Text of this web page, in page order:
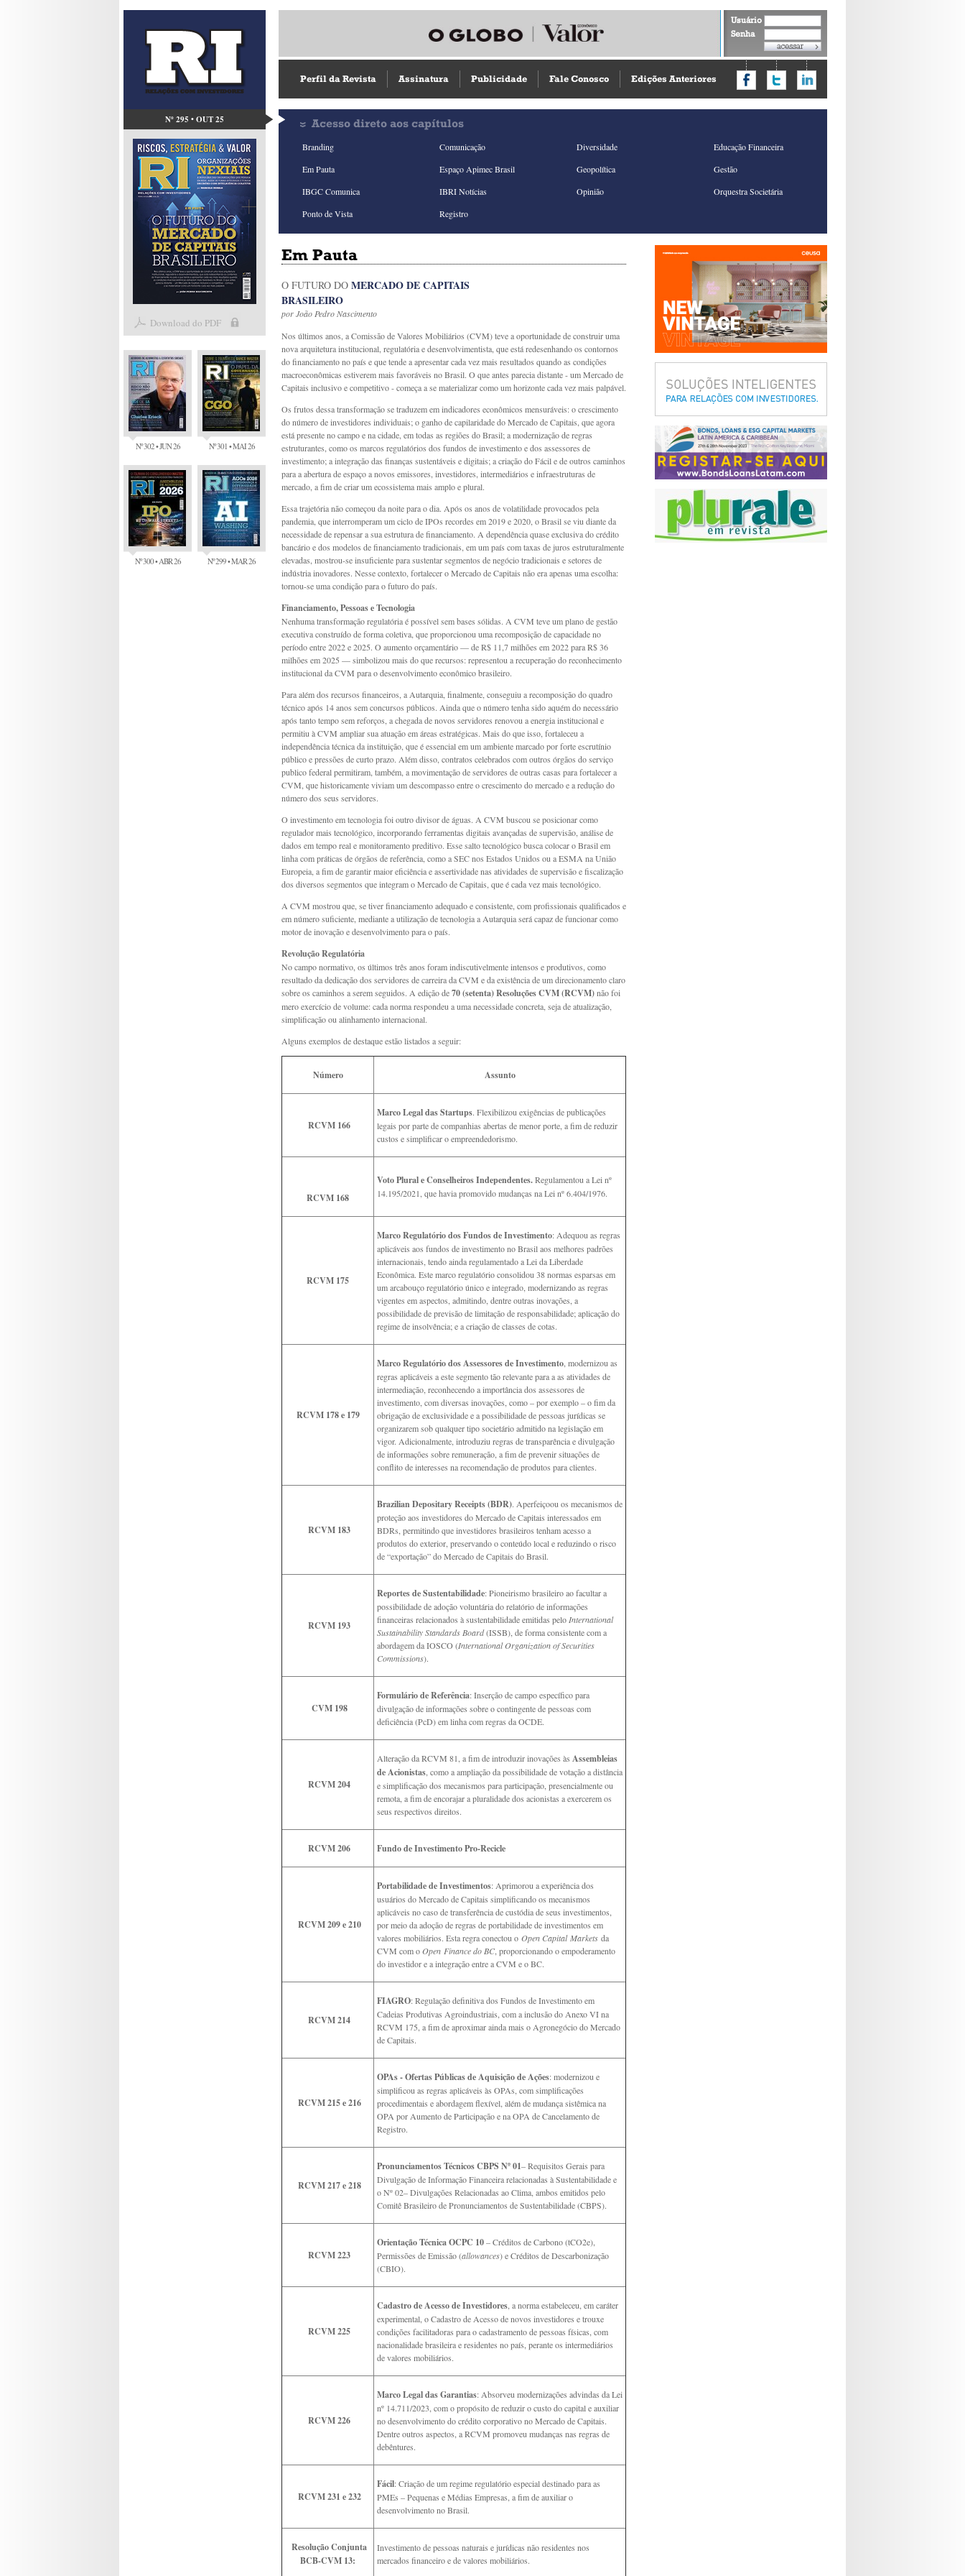
Nº 295 • OUT 25
Download do PDF
Nº 302 • JUN 26 Nº 301 • MAI 26
Nº 300 • ABR 26 Nº 299 • MAR 26
Usuário
Senha
Perfil da Revista Assinatura Publicidade Fale Conosco Edições Anteriores
Acesso direto aos capítulos
Branding Comunicação Diversidade
Educação Financeira
Em Pauta
Espaço Apimec Brasil Geopolítica
Gestão
IBGC Comunica
IBRI Notícias Opinião
Orquestra Societária
Ponto de Vista
Registro
Em Pauta
O FUTURO DO MERCADO DE CAPITAIS
BRASILEIRO
porJoão Pedro Nascimento
Nos últimos anos, a Comissão de Valores Mobiliários (CVM) teve a oportunidade de construir uma
nova arquitetura institucional, regulatória e desenvolvimentista, que está redesenhando os contornos
do financiamento no país e que tende a apresentar cada vez mais resultados quando as condições
macroeconômicas estiverem mais favoráveis no Brasil. O que antes parecia distante - um Mercado de
Capitais inclusivo e competitivo - começa a se materializar como um horizonte cada vez mais palpável.
Os frutos dessa transformação se traduzem em indicadores econômicos mensuráveis: o crescimento
do número de investidores individuais; o ganho de capilaridade do Mercado de Capitais, que agora
está presente no campo e na cidade, em todas as regiões do Brasil; a modernização de regras
estruturantes, como os marcos regulatórios dos fundos de investimento e dos assessores de
investimento; a integração das finanças sustentáveis e digitais; a criação do Fácil e de outros caminhos
para a abertura de espaço a novos emissores, investidores, intermediários e infraestruturas de
mercado, a fim de criar um ecossistema mais amplo e plural.
Essa trajetória não começou da noite para o dia. Após os anos de volatilidade provocados pela
pandemia, que interromperam um ciclo de IPOs recordes em 2019 e 2020, o Brasil se viu diante da
necessidade de repensar a sua estrutura de financiamento. A dependência quase exclusiva do crédito
bancário e dos modelos de financiamento tradicionais, em um país com taxas de juros estruturalmente
elevadas, mostrou-se insuficiente para sustentar segmentos de negócio tradicionais e setores de
indústria inovadores. Nesse contexto, fortalecer o Mercado de Capitais não era apenas uma escolha:
tornou-se uma condição para o futuro do país.
Financiamento, Pessoas e Tecnologia
Nenhuma transformação regulatória é possível sem bases sólidas. A CVM teve um plano de gestão
executiva construído de forma coletiva, que proporcionou uma recomposição de capacidade no
período entre 2022 e 2025. O aumento orçamentário — de R$ 11,7 milhões em 2022 para R$ 36
milhões em 2025 — simbolizou mais do que recursos: representou a recuperação do reconhecimento
institucional da CVM para o desenvolvimento econômico brasileiro.
Para além dos recursos financeiros, a Autarquia, finalmente, conseguiu a recomposição do quadro
técnico após 14 anos sem concursos públicos. Ainda que o número tenha sido aquém do necessário
após tanto tempo sem reforços, a chegada de novos servidores renovou a energia institucional e
permitiu à CVM ampliar sua atuação em áreas estratégicas. Mais do que isso, fortaleceu a
independência técnica da instituição, que é essencial em um ambiente marcado por forte escrutínio
público e pressões de curto prazo. Além disso, contratos celebrados com outros órgãos do serviço
publico federal permitiram, também, a movimentação de servidores de outras casas para fortalecer a
CVM, que historicamente viviam um descompasso entre o crescimento do mercado e a redução do
número dos seus servidores.
O investimento em tecnologia foi outro divisor de águas. A CVM buscou se posicionar como
regulador mais tecnológico, incorporando ferramentas digitais avançadas de supervisão, análise de
dados em tempo real e monitoramento preditivo. Esse salto tecnológico busca colocar o Brasil em
linha com práticas de órgãos de referência, como a SEC nos Estados Unidos ou a ESMA na União
Europeia, a fim de garantir maior eficiência e assertividade nas atividades de supervisão e fiscalização
dos diversos segmentos que integram o Mercado de Capitais, que é cada vez mais tecnológico.
A CVM mostrou que, se tiver financiamento adequado e consistente, com profissionais qualificados e
em número suficiente, mediante a utilização de tecnologia a Autarquia será capaz de funcionar como
motor de inovação e desenvolvimento para o país.
Revolução Regulatória
No campo normativo, os últimos três anos foram indiscutivelmente intensos e produtivos, como
resultado da dedicação dos servidores de carreira da CVM e da existência de um direcionamento claro
sobre os caminhos a serem seguidos. A edição de70 (setenta) Resoluções CVM (RCVM)não foi
mero exercício de volume: cada norma respondeu a uma necessidade concreta, seja de atualização,
simplificação ou alinhamento internacional.
Alguns exemplos de destaque estão listados a seguir:
Número Assunto
RCVM 166
Marco Legal das Startups. Flexibilizou exigências de publicações
legais por parte de companhias abertas de menor porte, a fim de reduzir
custos e simplificar o empreendedorismo.
RCVM 168
Voto Plural e Conselheiros Independentes.Regulamentou a Lei nº
14.195/2021, que havia promovido mudanças na Lei nº 6.404/1976.
RCVM 175
Marco Regulatório dos Fundos de Investimento: Adequou as regras
aplicáveis aos fundos de investimento no Brasil aos melhores padrões
internacionais, tendo ainda regulamentado a Lei da Liberdade
Econômica. Este marco regulatório consolidou 38 normas esparsas em
um arcabouço regulatório único e integrado, modernizando as regras
vigentes em aspectos, admitindo, dentre outras inovações, a
possibilidade de previsão de limitação de responsabilidade; aplicação do
regime de insolvência; e a criação de classes de cotas.
RCVM 178 e 179
Marco Regulatório dos Assessores de Investimento, modernizou as
regras aplicáveis a este segmento tão relevante para a as atividades de
intermediação, reconhecendo a importância dos assessores de
investimento, com diversas inovações, como – por exemplo – o fim da
obrigação de exclusividade e a possibilidade de pessoas jurídicas se
organizarem sob qualquer tipo societário admitido na legislação em
vigor. Adicionalmente, introduziu regras de transparência e divulgação
de informações sobre remuneração, a fim de prevenir situações de
conflito de interesses na recomendação de produtos para clientes.
RCVM 183
Brazilian Depositary Receipts (BDR). Aperfeiçoou os mecanismos de
proteção aos investidores do Mercado de Capitais interessados em
BDRs, permitindo que investidores brasileiros tenham acesso a
produtos do exterior, preservando o conteúdo local e reduzindo o risco
de “exportação” do Mercado de Capitais do Brasil.
RCVM 193
Reportes de Sustentabilidade: Pioneirismo brasileiro ao facultar a
possibilidade de adoção voluntária do relatório de informações
financeiras relacionados à sustentabilidade emitidas peloInternational
Sustainability Standards Board(ISSB), de forma consistente com a
abordagem da IOSCO (International Organization of Securities
Commissions).
CVM 198
Formulário de Referência: Inserção de campo específico para
divulgação de informações sobre o contingente de pessoas com
deficiência (PcD) em linha com regras da OCDE.
RCVM 204
Alteração da RCVM 81, a fim de introduzir inovações às Assembleias
de Acionistas, como a ampliação da possibilidade de votação a distância
e simplificação dos mecanismos para participação, presencialmente ou
remota, a fim de encorajar a pluralidade dos acionistas a exercerem os
seus respectivos direitos.
RCVM 206 Fundo de Investimento Pro-Recicle
RCVM 209 e 210
Portabilidade de Investimentos: Aprimorou a experiência dos
usuários do Mercado de Capitais simplificando os mecanismos
aplicáveis no caso de transferência de custódia de seus investimentos,
por meio da adoção de regras de portabilidade de investimentos em
valores mobiliários. Esta regra conectou o Open Capital Markets da
CVM com oOpen Finance do BC, proporcionando o empoderamento
do investidor e a integração entre a CVM e o BC.
RCVM 214
FIAGRO: Regulação definitiva dos Fundos de Investimento em
Cadeias Produtivas Agroindustriais, com a inclusão do Anexo VI na
RCVM 175, a fim de aproximar ainda mais o Agronegócio do Mercado
de Capitais.
RCVM 215 e 216
OPAs - Ofertas Públicas de Aquisição de Ações: modernizou e
simplificou as regras aplicáveis às OPAs, com simplificações
procedimentais e abordagem flexível, além de mudança sistêmica na
OPA por Aumento de Participação e na OPA de Cancelamento de
Registro.
RCVM 217 e 218
Pronunciamentos Técnicos CBPS Nº 01– Requisitos Gerais para
Divulgação de Informação Financeira relacionadas à Sustentabilidade e
o Nº 02– Divulgações Relacionadas ao Clima, ambos emitidos pelo
Comitê Brasileiro de Pronunciamentos de Sustentabilidade (CBPS).
RCVM 223
Orientação Técnica OCPC 10– Créditos de Carbono (tCO2e),
Permissões de Emissão (allowances) e Créditos de Descarbonização
(CBIO).
RCVM 225
Cadastro de Acesso de Investidores, a norma estabeleceu, em caráter
experimental, o Cadastro de Acesso de novos investidores e trouxe
condições facilitadoras para o cadastramento de pessoas físicas, com
nacionalidade brasileira e residentes no país, perante os intermediários
de valores mobiliários.
RCVM 226
Marco Legal das Garantias: Absorveu modernizações advindas da Lei
nº 14.711/2023, com o propósito de reduzir o custo do capital e auxiliar
no desenvolvimento do crédito corporativo no Mercado de Capitais.
Dentre outros aspectos, a RCVM promoveu mudanças nas regras de
debêntures.
RCVM 231 e 232
Fácil: Criação de um regime regulatório especial destinado para as
PMEs – Pequenas e Médias Empresas, a fim de auxiliar o
desenvolvimento no Brasil.
Resolução Conjunta
BCB-CVM 13:
Investimento de pessoas naturais e jurídicas não residentes nos
mercados financeiro e de valores mobiliários.